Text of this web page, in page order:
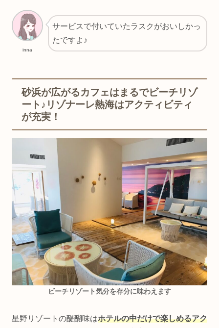
inna
サービスで付いていたラスクがおいしかっ
たですよ♪
砂浜が広がるカフェはまるでビーチリゾ
ート♪リゾナーレ熱海はアクティビティ
が充実！
ビーチリゾート気分を存分に味わえます
星野リゾートの醍醐味はホテルの中だけで楽しめるアク